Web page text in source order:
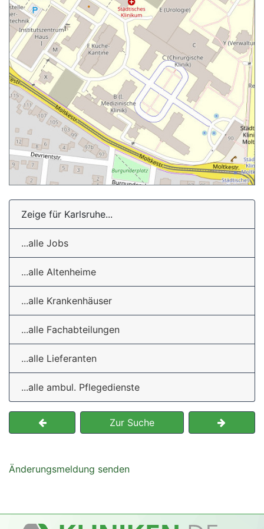
Zeige für Karlsruhe...
...alle Jobs
...alle Altenheime
...alle Krankenhäuser
...alle Fachabteilungen
...alle Lieferanten
...alle ambul. Pflegedienste
Zur Suche
Änderungsmeldung senden